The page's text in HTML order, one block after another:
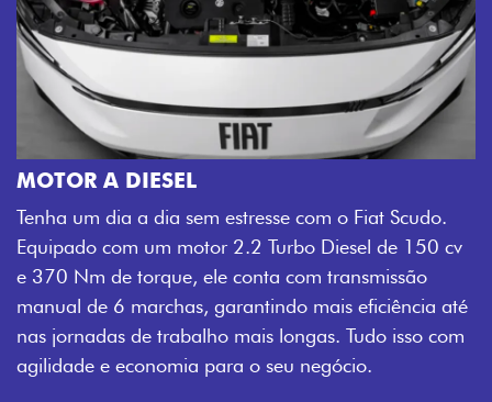
MOTOR A DIESEL
Tenha um dia a dia sem estresse com o Fiat Scudo.
Equipado com um motor 2.2 Turbo Diesel de 150 cv
e 370 Nm de torque, ele conta com transmissão
manual de 6 marchas, garantindo mais eficiência até
nas jornadas de trabalho mais longas. Tudo isso com
agilidade e economia para o seu negócio.